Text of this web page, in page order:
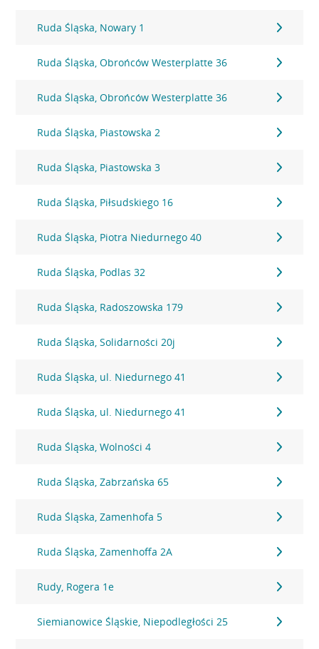
Ruda Śląska, Nowary 1
Ruda Śląska, Obrońców Westerplatte 36
Ruda Śląska, Obrońców Westerplatte 36
Ruda Śląska, Piastowska 2
Ruda Śląska, Piastowska 3
Ruda Śląska, Piłsudskiego 16
Ruda Śląska, Piotra Niedurnego 40
Ruda Śląska, Podlas 32
Ruda Śląska, Radoszowska 179
Ruda Śląska, Solidarności 20j
Ruda Śląska, ul. Niedurnego 41
Ruda Śląska, ul. Niedurnego 41
Ruda Śląska, Wolności 4
Ruda Śląska, Zabrzańska 65
Ruda Śląska, Zamenhofa 5
Ruda Śląska, Zamenhoffa 2A
Rudy, Rogera 1e
Siemianowice Śląskie, Niepodległości 25